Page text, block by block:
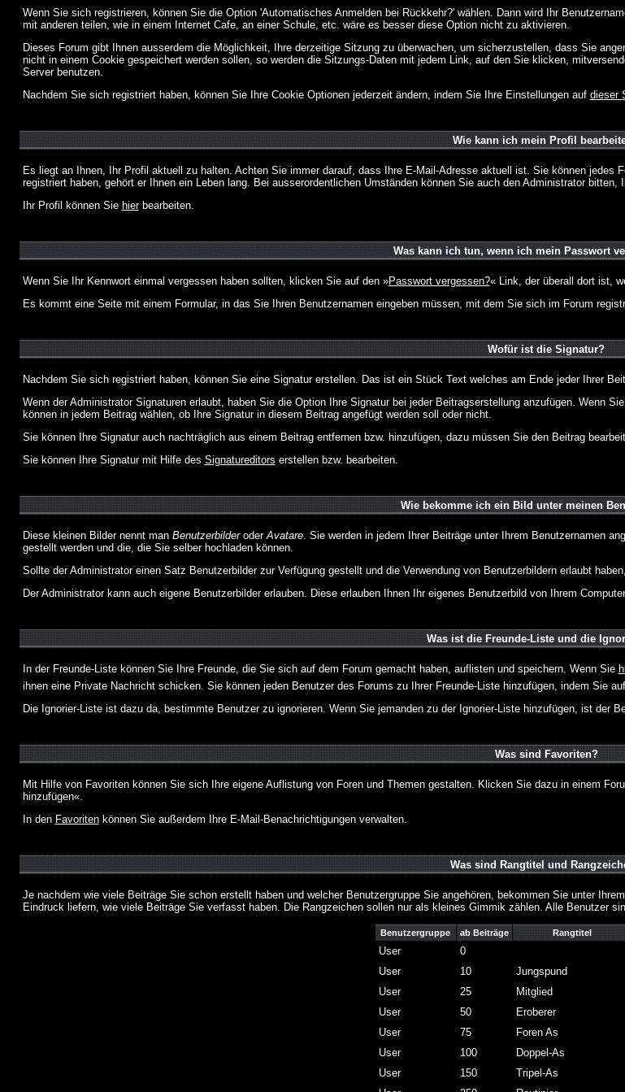
Wenn Sie sich registrieren, können Sie die Option 'Automatisches Anmelden bei Rückkehr?' wählen. Dann wird Ihr
mit anderen teilen, wie in einem Internet Cafe, an einer Schule, etc. wäre es besser diese Option nicht zu aktivieren.
Dieses Forum gibt Ihnen ausserdem die Möglichkeit, Ihre derzeitige Sitzung zu überwachen, um sicherzustellen, dass Sie
nicht in einem Cookie gespeichert werden sollen, so werden die Sitzungs-Daten mit jedem Link, auf den Sie klicken,
Server benutzen.
Nachdem Sie sich registriert haben, können Sie Ihre Cookie Optionen jederzeit ändern, indem Sie Ihre Einstellungen auf dieser
Wie kann ich mein Profil
Es liegt an Ihnen, Ihr Profil aktuell zu halten. Achten Sie immer darauf, dass Ihre E-Mail-Adresse aktuell ist. Sie können jedes
registriert haben, gehört er Ihnen ein Leben lang. Bei ausserordentlichen Umständen können Sie auch den Administrator
Ihr Profil können Sie hierbearbeiten.
Was kann ich tun, wenn ich mein Passwort
Wenn Sie Ihr Kennwort einmal vergessen haben sollten, klicken Sie auf den »Passwort vergessen?« Link, der überall dort ist,
Es kommt eine Seite mit einem Formular, in das Sie Ihren Benutzernamen eingeben müssen, mit dem Sie sich im Forum
Wofür ist die Signatur?
Nachdem Sie sich registriert haben, können Sie eine Signatur erstellen. Das ist ein Stück Text welches am Ende jeder Ihrer
Wenn der Administrator Signaturen erlaubt, haben Sie die Option Ihre Signatur bei jeder Beitragserstellung anzufügen. Wenn
können in jedem Beitrag wählen, ob Ihre Signatur in diesem Beitrag angefügt werden soll oder nicht.
Sie können Ihre Signatur auch nachträglich aus einem Beitrag entfernen bzw. hinzufügen, dazu müssen Sie den Beitrag
Sie können Ihre Signatur mit Hilfe des Signatureditors erstellen bzw. bearbeiten.
Wie bekomme ich ein Bild unter meinen
Diese kleinen Bilder nennt man BenutzerbilderoderAvatare. Sie werden in jedem Ihrer Beiträge unter Ihrem Benutzernamen
gestellt werden und die, die Sie selber hochladen können.
Sollte der Administrator einen Satz Benutzerbilder zur Verfügung gestellt und die Verwendung von Benutzerbildern erlaubt
Der Administrator kann auch eigene Benutzerbilder erlauben. Diese erlauben Ihnen Ihr eigenes Benutzerbild von Ihrem
Was ist die Freunde-Liste und die
In der Freunde-Liste können Sie Ihre Freunde, die Sie sich auf dem Forum gemacht haben, auflisten und speichern. Wenn Sie
ihnen eine Private Nachricht schicken. Sie können jeden Benutzer des Forums zu Ihrer Freunde-Liste hinzufügen, indem Sie
Die Ignorier-Liste ist dazu da, bestimmte Benutzer zu ignorieren. Wenn Sie jemanden zu der Ignorier-Liste hinzufügen, ist der
Was sind Favoriten?
Mit Hilfe von Favoriten können Sie sich Ihre eigene Auflistung von Foren und Themen gestalten. Klicken Sie dazu in einem
hinzufügen«.
In den Favoritenkönnen Sie außerdem Ihre E-Mail-Benachrichtigungen verwalten.
Was sind Rangtitel und
Je nachdem wie viele Beiträge Sie schon erstellt haben und welcher Benutzergruppe Sie angehören, bekommen Sie unter
Eindruck liefern, wie viele Beiträge Sie verfasst haben. Die Rangzeichen sollen nur als kleines Gimmik zählen. Alle Benutzer
Benutzergruppe ab Beiträge Rangtitel
User
0
User
10
Jungspund
User
25
Mitglied
User
50
Eroberer
User
75
Foren As
User
100
Doppel-As
User
150
Tripel-As